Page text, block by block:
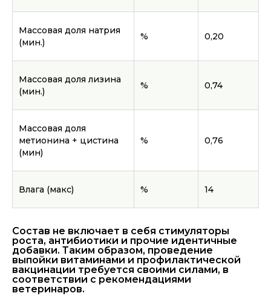
Массовая доля натрия
(мин.)
% 0,20
Массовая доля лизина
(мин.)
% 0,74
Массовая доля
метионина + цистина
(мин)
% 0,76
Влага (макс) % 14
Состав не включает в себя стимуляторы
роста, антибиотики и прочие идентичные
добавки. Таким образом, проведение
выпойки витаминами и профилактической
вакцинации требуется своими силами, в
соответствии с рекомендациями
ветеринаров.